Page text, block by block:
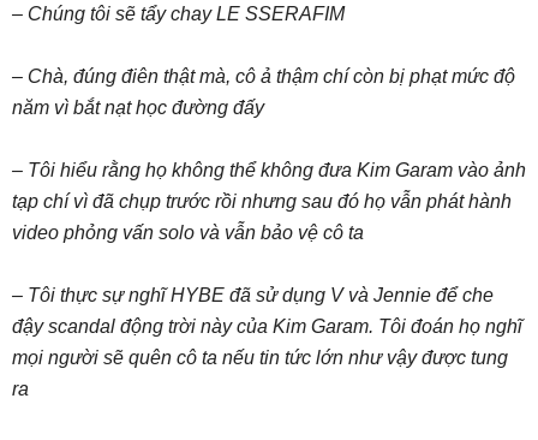
– Chúng tôi sẽ tẩy chay LE SSERAFIM
– Chà, đúng điên thật mà, cô ả thậm chí còn bị phạt mức độ
năm vì bắt nạt học đường đấy
– Tôi hiểu rằng họ không thể không đưa Kim Garam vào ảnh
tạp chí vì đã chụp trước rồi nhưng sau đó họ vẫn phát hành
video phỏng vấn solo và vẫn bảo vệ cô ta
– Tôi thực sự nghĩ HYBE đã sử dụng V và Jennie để che
đậy scandal động trời này của Kim Garam. Tôi đoán họ nghĩ
mọi người sẽ quên cô ta nếu tin tức lớn như vậy được tung
ra